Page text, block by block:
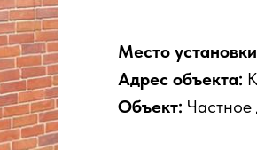
Место установки
Адрес объекта:
Объект: Частное